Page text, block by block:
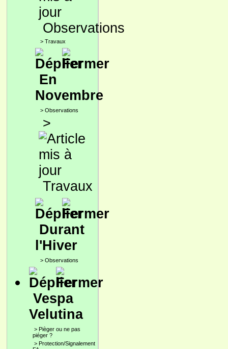
Observations
> Travaux
En
Novembre
> Observations
>
Travaux
Durant
l'Hiver
> Observations
Vespa
Velutina
> Pièger ou ne pas
piéger ?
> Protection/Signalement